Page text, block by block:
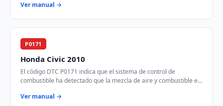
Ver manual →
P0171
Honda Civic 2010
El código DTC P0171 indica que el sistema de control de
combustible ha detectado que la mezcla de aire y combustible es
Ver manual →